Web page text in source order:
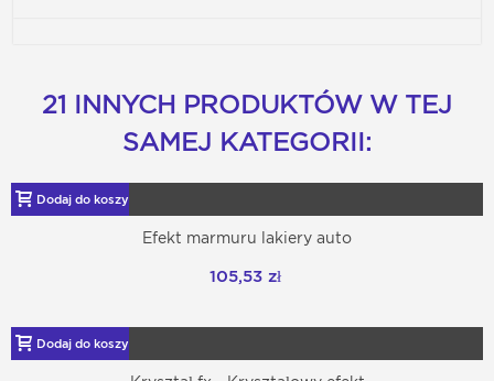
21 INNYCH PRODUKTÓW W TEJ
SAMEJ KATEGORII:
Dodaj do koszyka
Efekt marmuru lakiery auto
105,53 zł
Dodaj do koszyka